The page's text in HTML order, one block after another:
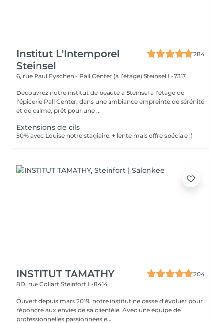
Institut L'Intemporel
Steinsel
284
6, rue Paul Eyschen - Pall Center (à l’étage) Steinsel L-7317
Découvrez notre institut de beauté à Steinsel à l'étage de
l'épicerie Pall Center, dans une ambiance empreinte de sérénité
et de calme, prêt pour une ...
Extensions de cils
50% avec Louise notre stagiaire, + lente mais offre spéciale ;)
INSTITUT TAMATHY
204
8D, rue Collart Steinfort L-8414
Ouvert depuis mars 2019, notre institut ne cesse d'évoluer pour
répondre aux envies de sa clientèle. Avec une équipe de
professionnelles passionnées e...